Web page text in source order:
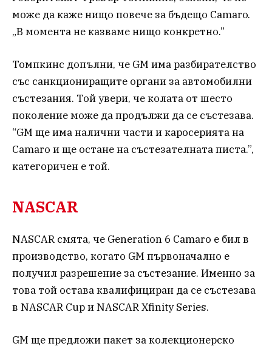
може да каже нищо повече за бъдещо Camaro.
„В момента не казваме нищо конкретно.”
Томпкинс допълни, че GM има разбирателство
със санкциониращите органи за автомобилни
състезания. Той увери, че колата от шесто
поколение може да продължи да се състезава.
“GM ще има налични части и каросерията на
Camaro и ще остане на състезателната писта.”,
категоричен е той.
NASCAR
NASCAR смята, че Generation 6 Camaro е бил в
производство, когато GM първоначално е
получил разрешение за състезание. Именно за
това той остава квалифициран да се състезава
в NASCAR Cup и NASCAR Xfinity Series.
GM ще предложи пакет за колекционерско